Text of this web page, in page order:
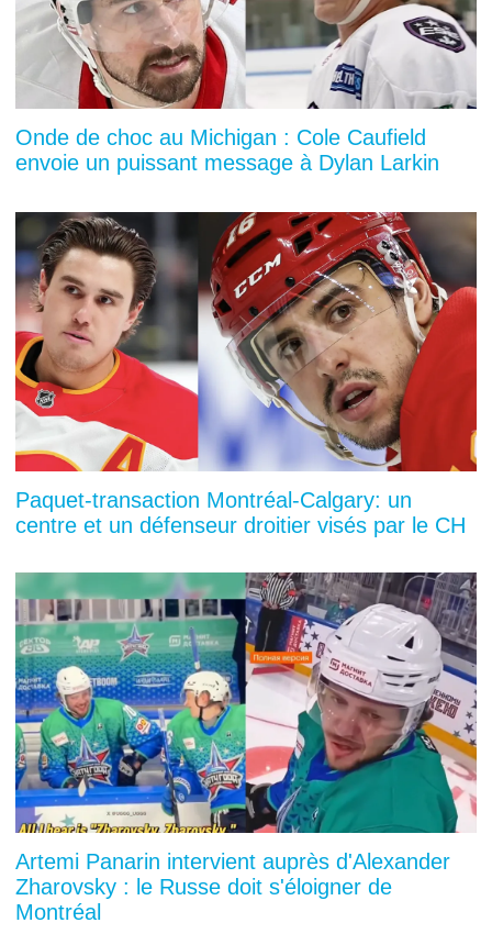
Onde de choc au Michigan : Cole Caufield
envoie un puissant message à Dylan Larkin
Paquet-transaction Montréal-Calgary: un
centre et un défenseur droitier visés par le CH
Artemi Panarin intervient auprès d'Alexander
Zharovsky : le Russe doit s'éloigner de
Montréal